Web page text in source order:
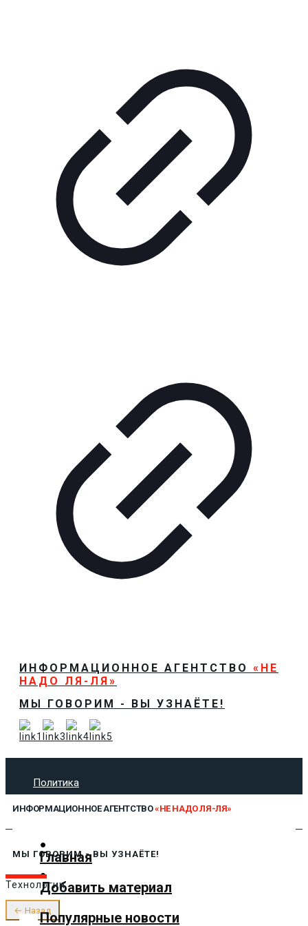
ИНФОРМАЦИОННОЕ АГЕНТСТВО «НЕ
НАДО ЛЯ-ЛЯ»
МЫ ГОВОРИМ - ВЫ УЗНАЁТЕ!
Политика
Технологии
Предложить новость
О нас
ИНФОРМАЦИОННОЕ АГЕНТСТВО«НЕ НАДО ЛЯ-ЛЯ»
Главная
Добавить материал
Популярные новости
МЫ ГОВОРИМ - ВЫ УЗНАЁТЕ!
Технологии
← Назад